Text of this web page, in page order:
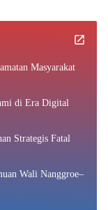
Masyarakat
di Era Digital
Strategis Fatal
Wali Nanggroe–